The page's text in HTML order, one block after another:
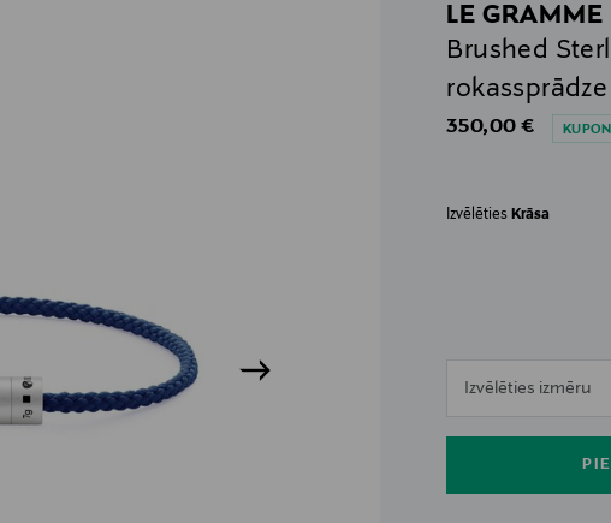
LE GRAMME
Brushed
rokassprādze
Original Price
350,00 €
IzvēlētiesKrāsa
Izvēlēties izmēru
null